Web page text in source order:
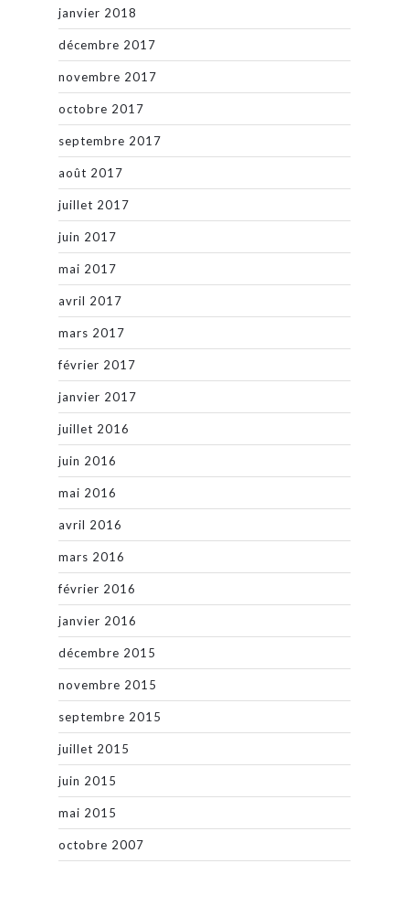
janvier 2018
décembre 2017
novembre 2017
octobre 2017
septembre 2017
août 2017
juillet 2017
juin 2017
mai 2017
avril 2017
mars 2017
février 2017
janvier 2017
juillet 2016
juin 2016
mai 2016
avril 2016
mars 2016
février 2016
janvier 2016
décembre 2015
novembre 2015
septembre 2015
juillet 2015
juin 2015
mai 2015
octobre 2007